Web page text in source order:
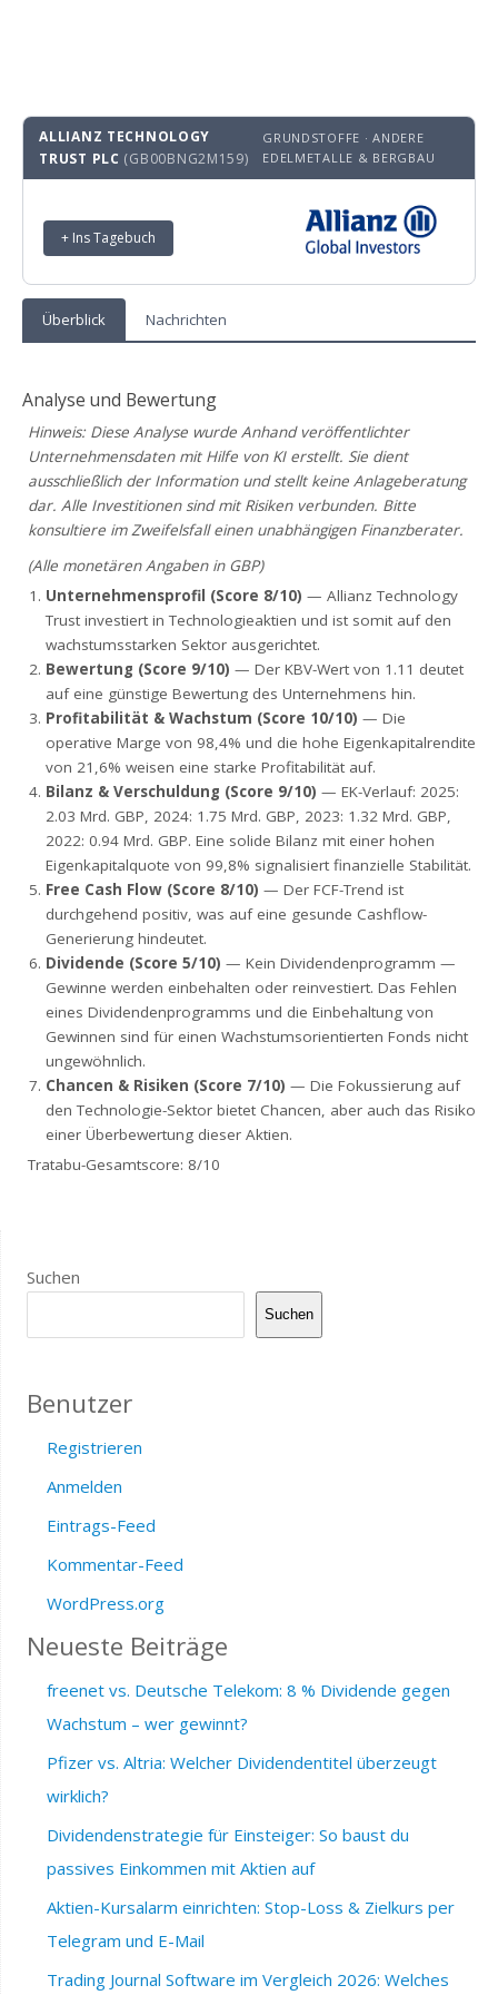
ALLIANZ TECHNOLOGY
TRUST PLC (GB00BNG2M159)
GRUNDSTOFFE · ANDERE
EDELMETALLE & BERGBAU
+ Ins Tagebuch
Überblick Nachrichten
Analyse und Bewertung
Hinweis: Diese Analyse wurde Anhand veröffentlichter
Unternehmensdaten mit Hilfe von KI erstellt. Sie dient
ausschließlich der Information und stellt keine Anlageberatung
dar. Alle Investitionen sind mit Risiken verbunden. Bitte
konsultiere im Zweifelsfall einen unabhängigen Finanzberater.
(Alle monetären Angaben in GBP)
Unternehmensprofil (Score 8/10) — Allianz Technology
Trust investiert in Technologieaktien und ist somit auf den
wachstumsstarken Sektor ausgerichtet.
Bewertung (Score 9/10) — Der KBV-Wert von 1.11 deutet
auf eine günstige Bewertung des Unternehmens hin.
Profitabilität & Wachstum (Score 10/10) — Die
operative Marge von 98,4% und die hohe Eigenkapitalrendite
von 21,6% weisen eine starke Profitabilität auf.
Bilanz & Verschuldung (Score 9/10) — EK-Verlauf: 2025:
2.03 Mrd. GBP, 2024: 1.75 Mrd. GBP, 2023: 1.32 Mrd. GBP,
2022: 0.94 Mrd. GBP. Eine solide Bilanz mit einer hohen
Eigenkapitalquote von 99,8% signalisiert finanzielle Stabilität.
Free Cash Flow (Score 8/10) — Der FCF-Trend ist
durchgehend positiv, was auf eine gesunde Cashflow-
Generierung hindeutet.
Dividende (Score 5/10) — Kein Dividendenprogramm —
Gewinne werden einbehalten oder reinvestiert. Das Fehlen
eines Dividendenprogramms und die Einbehaltung von
Gewinnen sind für einen Wachstumsorientierten Fonds nicht
ungewöhnlich.
Chancen & Risiken (Score 7/10) — Die Fokussierung auf
den Technologie-Sektor bietet Chancen, aber auch das Risiko
einer Überbewertung dieser Aktien.
Tratabu-Gesamtscore: 8/10
Suchen
Suchen
Benutzer
Registrieren
Anmelden
Eintrags-Feed
Kommentar-Feed
WordPress.org
Neueste Beiträge
freenet vs. Deutsche Telekom: 8 % Dividende gegen
Wachstum – wer gewinnt?
Pfizer vs. Altria: Welcher Dividendentitel überzeugt
wirklich?
Dividendenstrategie für Einsteiger: So baust du
passives Einkommen mit Aktien auf
Aktien-Kursalarm einrichten: Stop-Loss & Zielkurs per
Telegram und E-Mail
Trading Journal Software im Vergleich 2026: Welches